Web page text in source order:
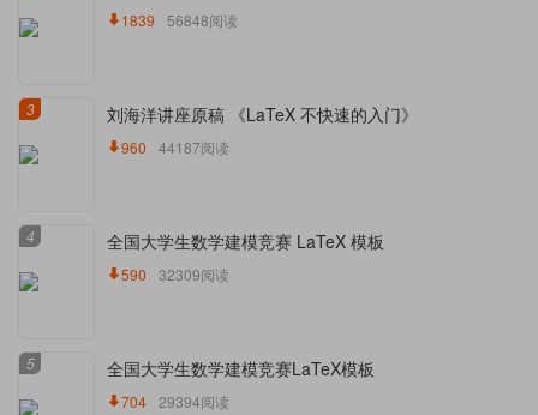
1839 56848阅读
3 刘海洋讲座原稿 《LaTeX 不快速的入门》
960 44187阅读
4 全国大学生数学建模竞赛 LaTeX 模板
590 32309阅读
5 全国大学生数学建模竞赛LaTeX模板
704 29394阅读